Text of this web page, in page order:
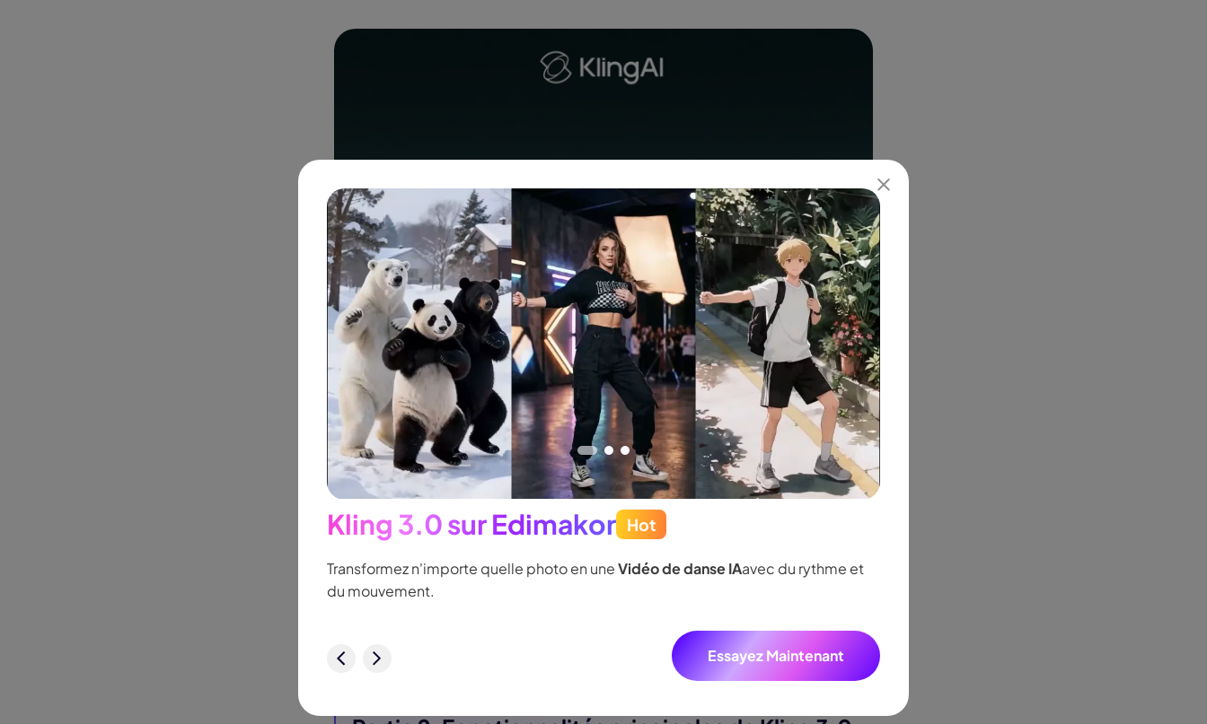
Kling 3.0 Nouveautés
Longueur de vidéo étendue jusqu’à 15 secondes et optimisation pour le contenu
court
Génération audio native avec support de 5 langues et divers accents
Prise en charge de la résolution 2K & 4K Ultra HD
Maintien de la cohérence des personnages et reproduction des caractéristiques
visuelles
Kling 3.0 sur Edimakor Hot
Transformez n'importe quelle photo en uneVidéo de danse IAavec du rythme et
du mouvement.
Essayez Maintenant